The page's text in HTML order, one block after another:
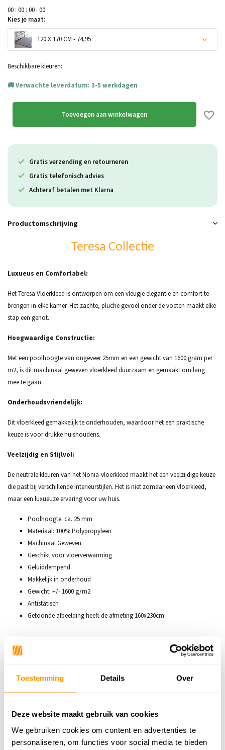
Toestemming Details Over
Deze website maakt gebruik van cookies
We gebruiken cookies om content en advertenties te
personaliseren, om functies voor social media te bieden
74,95
00 : 00 : 00 : 00
Kies je maat:
120 X 170 CM - 74,95
Beschikbare kleuren:
Verwachte leverdatum: 3-5 werkdagen
Toevoegen aan winkelwagen
Buy now, pay later
Gratis verzending en retourneren
Gratis telefonisch advies
Achteraf betalen met Klarna
Productomschrijving
Teresa Collectie
Luxueus en Comfortabel:
Het Teresa Vloerkleed is ontworpen om een vleugje elegantie en comfort te
brengen in elke kamer. Het zachte, pluche gevoel onder de voeten maakt elke
stap een genot.
Hoogwaardige Constructie:
Met een poolhoogte van ongeveer 25mm en een gewicht van 1600 gram per
m2, is dit machinaal geweven vloerkleed duurzaam en gemaakt om lang
mee te gaan.
Onderhoudsvriendelijk:
Dit vloerkleed gemakkelijk te onderhouden, waardoor het een praktische
keuze is voor drukke huishoudens.
Veelzijdig en Stijlvol:
De neutrale kleuren van het Nonia-vloerkleed maakt het een veelzijdige keuze
die past bij verschillende interieurstijlen. Het is niet zomaar een vloerkleed,
maar een luxueuze ervaring voor uw huis.
Poolhoogte: ca. 25 mm
Materiaal: 100% Polypropyleen
Machinaal Geweven
Geschikt voor vloerverwarming
Geluiddempend
Makkelijk in onderhoud
Gewicht: +/- 1600 g/m2
Antistatisch
Getoonde afbeelding heeft de afmeting 160x230cm
Productspecificaties
SKU 9505856751829